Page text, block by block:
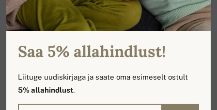
Saa 5% allahindlust!
Liituge uudiskirjaga ja saate oma esimeselt ostult
5% allahindlust.